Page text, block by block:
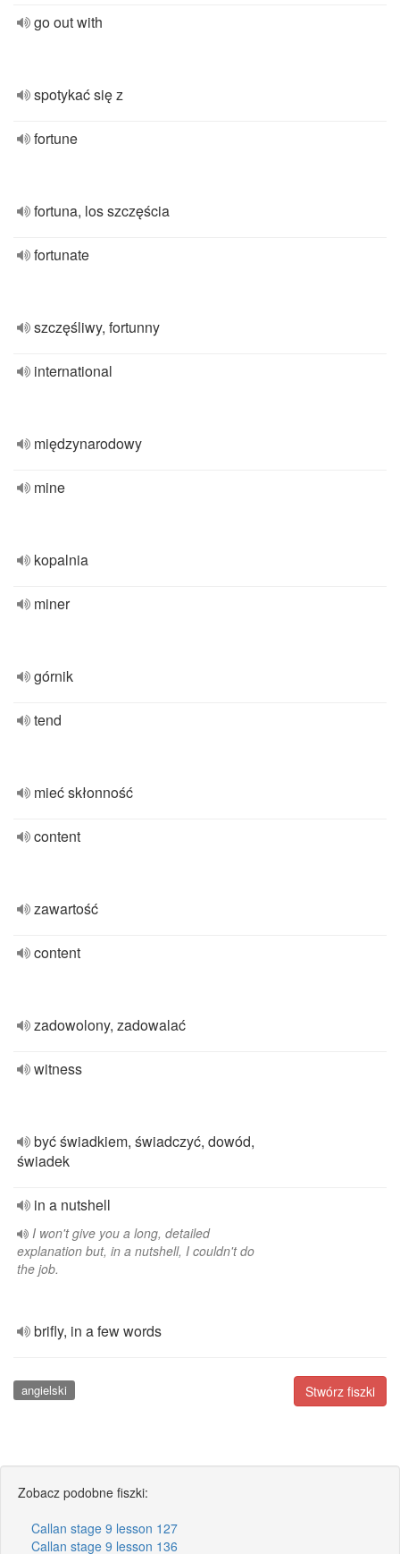
go out with
spotykać się z
fortune
fortuna, los szczęścia
fortunate
szczęśliwy, fortunny
international
międzynarodowy
mine
kopalnia
miner
górnik
tend
mieć skłonność
content
zawartość
content
zadowolony, zadowalać
witness
być świadkiem, świadczyć, dowód,
świadek
in a nutshell
I won't give you a long, detailed
explanation but, in a nutshell, I couldn't do
the job.
brifly, in a few words
Stwórz fiszki
angielski
Zobacz podobne fiszki:
Callan stage 9 lesson 127
Callan stage 9 lesson 136